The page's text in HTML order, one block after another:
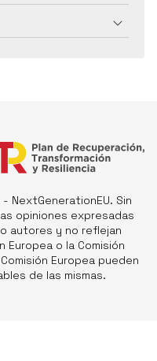
NextGenerationEU. Sin
opiniones expresadas
autores y no reflejan
Europea o la Comisión
Europea pueden
de las mismas.